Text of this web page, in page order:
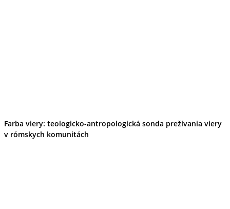
Farba viery: teologicko-antropologická sonda prežívania viery
v rómskych komunitách